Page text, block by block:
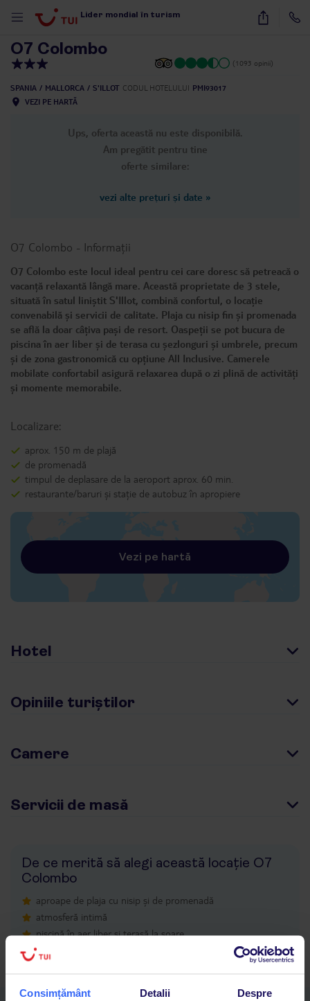
Consimțământ Detalii Despre
Lider mondial în turism 31
O7 Colombo
(1093 opinii)
SPANIA MALLORCA S'ILLOT CODUL HOTELULUI PMI93017
VEZI PE HARTĂ
Ups, oferta această nu este disponibilă.
Am pregătit pentru tine
oferte similare:
vezi alte prețuri și date »
O7 Colombo - Informații
O7 Colombo este locul ideal pentru cei care doresc să petreacă o
vacanță relaxantă lângă mare. Această proprietate de 3 stele,
situată în satul liniștit S'Illot, combină confortul, o locație
convenabilă și servicii de calitate. Plaja cu nisip fin și promenada
se află la doar câțiva pași de resort. Oaspeții se pot bucura de
piscina în aer liber și de terasa cu șezlonguri și umbrele, precum
și de zona gastronomică cu opțiune All Inclusive. Camerele
mobilate confortabil asigură relaxarea după o zi plină de activități
și momente memorabile.
Localizare:
aprox. 150 m de plajă
de promenadă
timpul de deplasare de la aeroport aprox. 60 min.
restaurante/baruri și stație de autobuz în apropiere
Vezi pe hartă
Hotel
Opiniile turiștilor
Camere
Servicii de masă
De ce merită să alegi această locație O7
Colombo
aproape de plaja cu nisip și de promenadă
atmosferă intimă
piscină în aer liber și terasă la soare